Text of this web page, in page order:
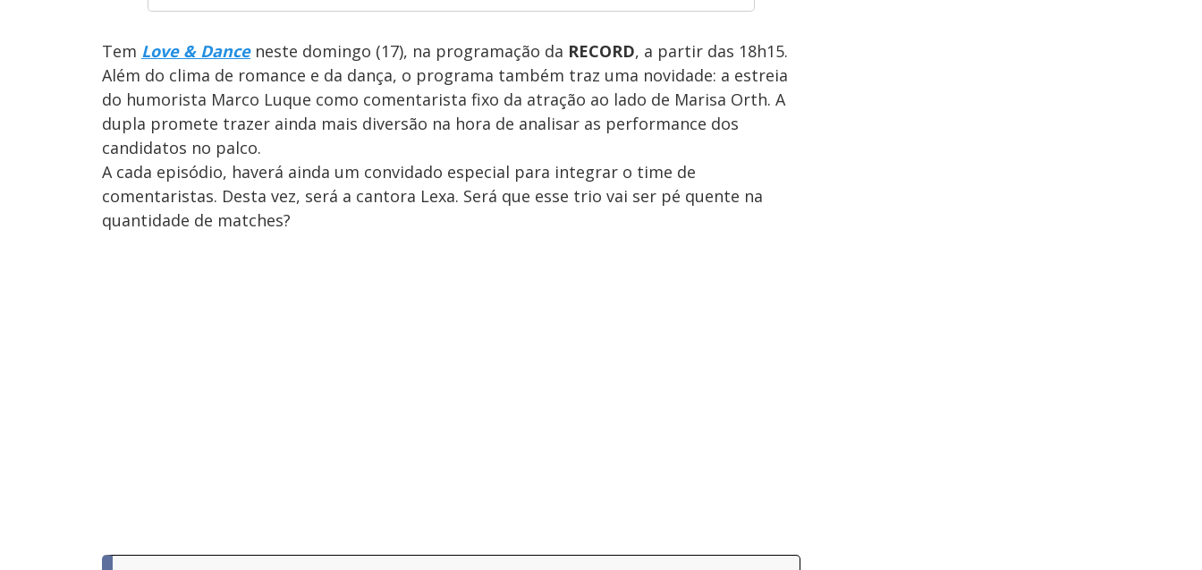
Tem Love & Danceneste domingo (17), na programação da RECORD, a partir das 18h15.
Além do clima de romance e da dança, o programa também traz uma novidade: a estreia
do humorista Marco Luque como comentarista fixo da atração ao lado de Marisa Orth. A
dupla promete trazer ainda mais diversão na hora de analisar as performance dos
candidatos no palco.
A cada episódio, haverá ainda um convidado especial para integrar o time de
comentaristas. Desta vez, será a cantora Lexa. Será que esse trio vai ser pé quente na
quantidade de matches?